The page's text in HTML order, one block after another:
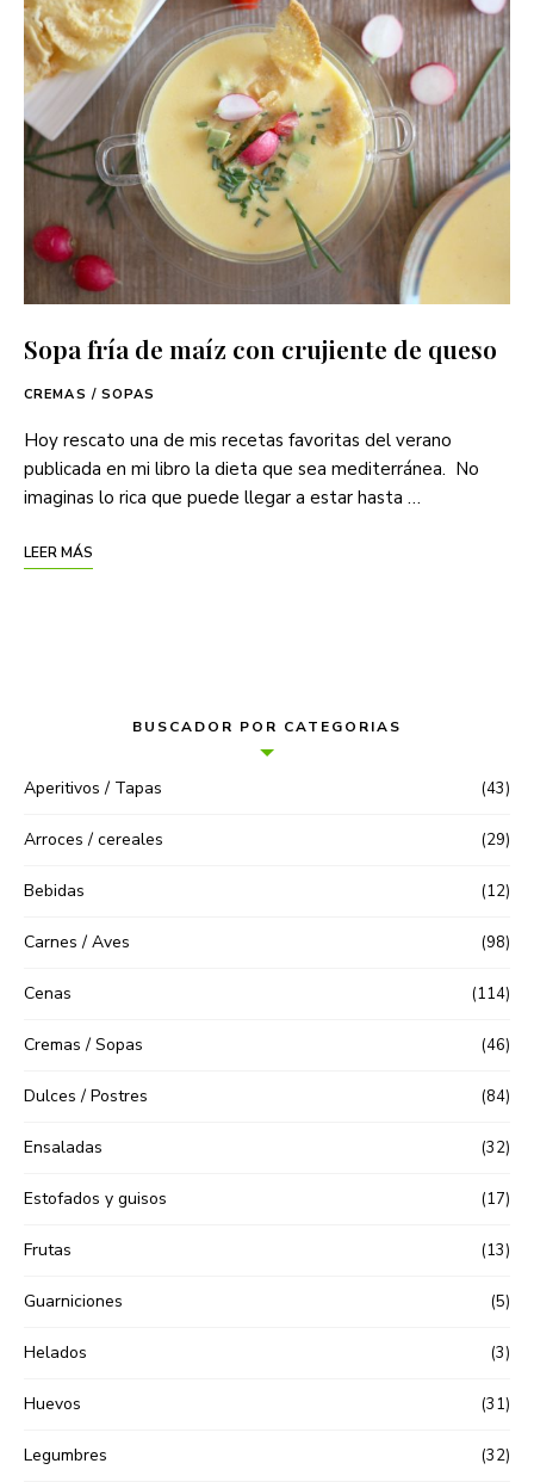
Sopa fría de maíz con crujiente de queso
CREMAS / SOPAS
Hoy rescato una de mis recetas favoritas del verano
publicada en mi libro la dieta que sea mediterránea. No
imaginas lo rica que puede llegar a estar hasta …
LEER MÁS
BUSCADOR POR CATEGORIAS
Aperitivos / Tapas (43)
Arroces / cereales (29)
Bebidas (12)
Carnes / Aves (98)
Cenas (114)
Cremas / Sopas (46)
Dulces / Postres (84)
Ensaladas (32)
Estofados y guisos (17)
Frutas (13)
Guarniciones (5)
Helados (3)
Huevos (31)
Legumbres (32)